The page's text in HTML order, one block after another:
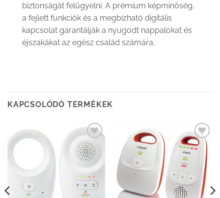
biztonságát felügyelni. A prémium képminőség,
a fejlett funkciók és a megbízható digitális
kapcsolat garantálják a nyugodt nappalokat és
éjszakákat az egész család számára.
KAPCSOLÓDÓ TERMÉKEK
Kedvenceimhez
adom
Kedvenceimhez
adom